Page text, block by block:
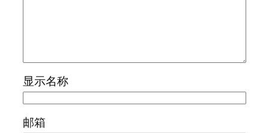
显示名称
邮箱